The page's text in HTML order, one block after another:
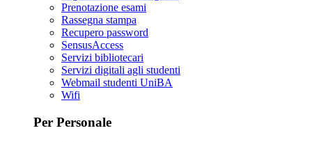
Prenotazione esami
Rassegna stampa
Recupero password
SensusAccess
Servizi bibliotecari
Servizi digitali agli studenti
Webmail studenti UniBA
Wifi
Per Personale